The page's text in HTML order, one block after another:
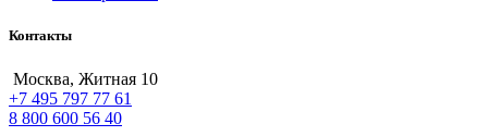
Контакты
Москва, Житная 10
+7 495 797 77 61
8 800 600 56 40